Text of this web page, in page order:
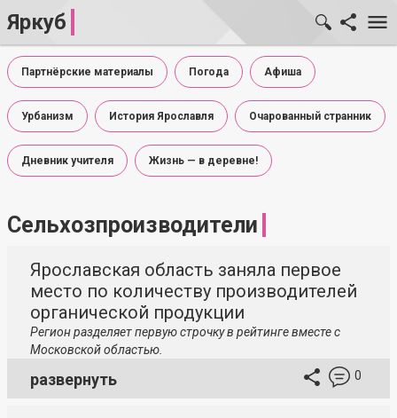
Яркуб
Партнёрские материалы Погода Афиша
Урбанизм История Ярославля Очарованный странник
Дневник учителя Жизнь — в деревне!
Сельхозпроизводители
Ярославская область заняла первое
место по количеству производителей
органической продукции
Регион разделяет первую строчку в рейтинге вместе с
Московской областью.
развернуть 0